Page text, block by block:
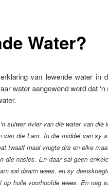
Water?
van lewende water in
water aangewend word dat
‘n suiwer rivier van die water van die
van die Lam. In die middel van sy
twaalf maal vrugte dra en elke
die nasies. En daar sal geen
sal daarin wees, en sy
hulle voorhoofde wees. En nag